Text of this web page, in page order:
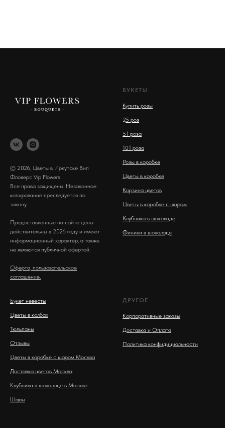
© 2026, Цветы в Иркутске Вип
Фловерс Vip Flowers.
Все права защищены. Незаконное
копирование преследуется по
закону.
Предоставленные на сайте цены
действительны в 2026 году и имеют
информационный характер, а также
не являются публичной офертой.
Оферта, пользовательское
соглашение.
БУКЕТЫ
Купить розы
25 роз
51 роза
101 роза
Розы в коробке
Цветы в коробке
Корзина цветов
Цветы в коробке с шаром
Клубника в шоколаде
Финики в шоколаде
Букет невесты
Цветы в колбах
Тюльпаны
Отзывы
Цветы в коробке с шаром Москва
Доставка цветов Москва
Клубника в шоколаде в Москве
Шары
ДРУГОЕ
Корпоративные заказы
Доставка и Оплата
Политика конфидициальности